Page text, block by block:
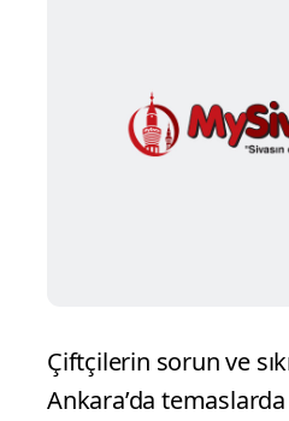
Çiftçilerin sorun ve
Ankara’da